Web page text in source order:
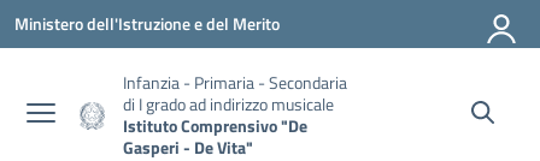
Vai ai contenuti
Vai al menu di navigazione
Vai al footer
Ministero dell'Istruzione e del Merito
Infanzia - Primaria - Secondaria
di I grado ad indirizzo musicale
Istituto Comprensivo "De
Gasperi - De Vita"